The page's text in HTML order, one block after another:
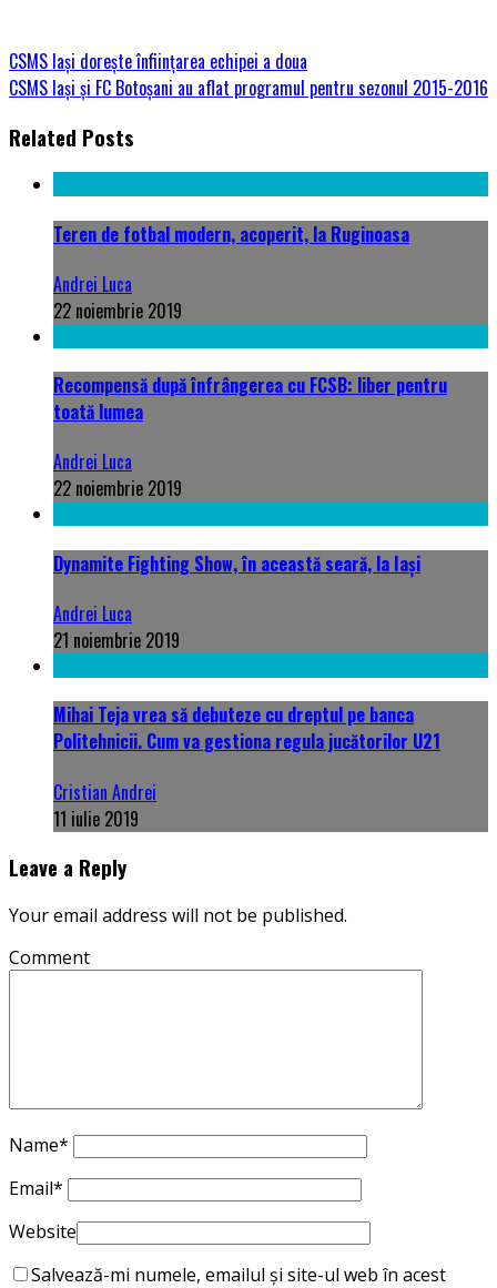
CSMS Iași dorește înființarea echipei a doua
CSMS Iași și FC Botoșani au aflat programul pentru sezonul 2015-2016
Related Posts
Teren de fotbal modern, acoperit, la Ruginoasa
Andrei Luca
22 noiembrie 2019
Recompensă după înfrângerea cu FCSB: liber pentru
toată lumea
Andrei Luca
22 noiembrie 2019
Dynamite Fighting Show, în această seară, la Iași
Andrei Luca
21 noiembrie 2019
Mihai Teja vrea să debuteze cu dreptul pe banca
Politehnicii. Cum va gestiona regula jucătorilor U21
Cristian Andrei
11 iulie 2019
Leave a Reply
Your email address will not be published.
Comment
Name*
Email*
Website
Salvează-mi numele, emailul și site-ul web în acest